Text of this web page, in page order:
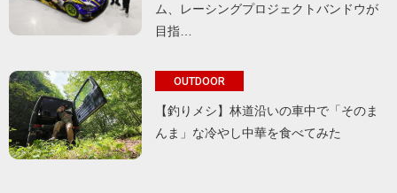
ム、レーシングプロジェクトバンドウが
目指…
OUTDOOR
【釣りメシ】林道沿いの車中で「そのま
んま」な冷やし中華を食べてみた